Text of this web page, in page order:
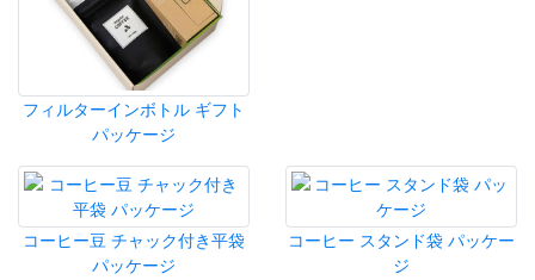
フィルターインボトル ギフト
パッケージ
コーヒー豆 チャック付き平袋
パッケージ
コーヒー スタンド袋 パッケー
ジ